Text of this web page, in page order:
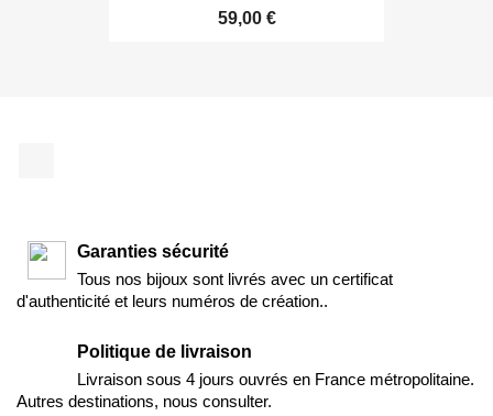
59,00 €
Garanties sécurité
Tous nos bijoux sont livrés avec un certificat
d'authenticité et leurs numéros de création..
Politique de livraison
Livraison sous 4 jours ouvrés en France métropolitaine.
Autres destinations, nous consulter.